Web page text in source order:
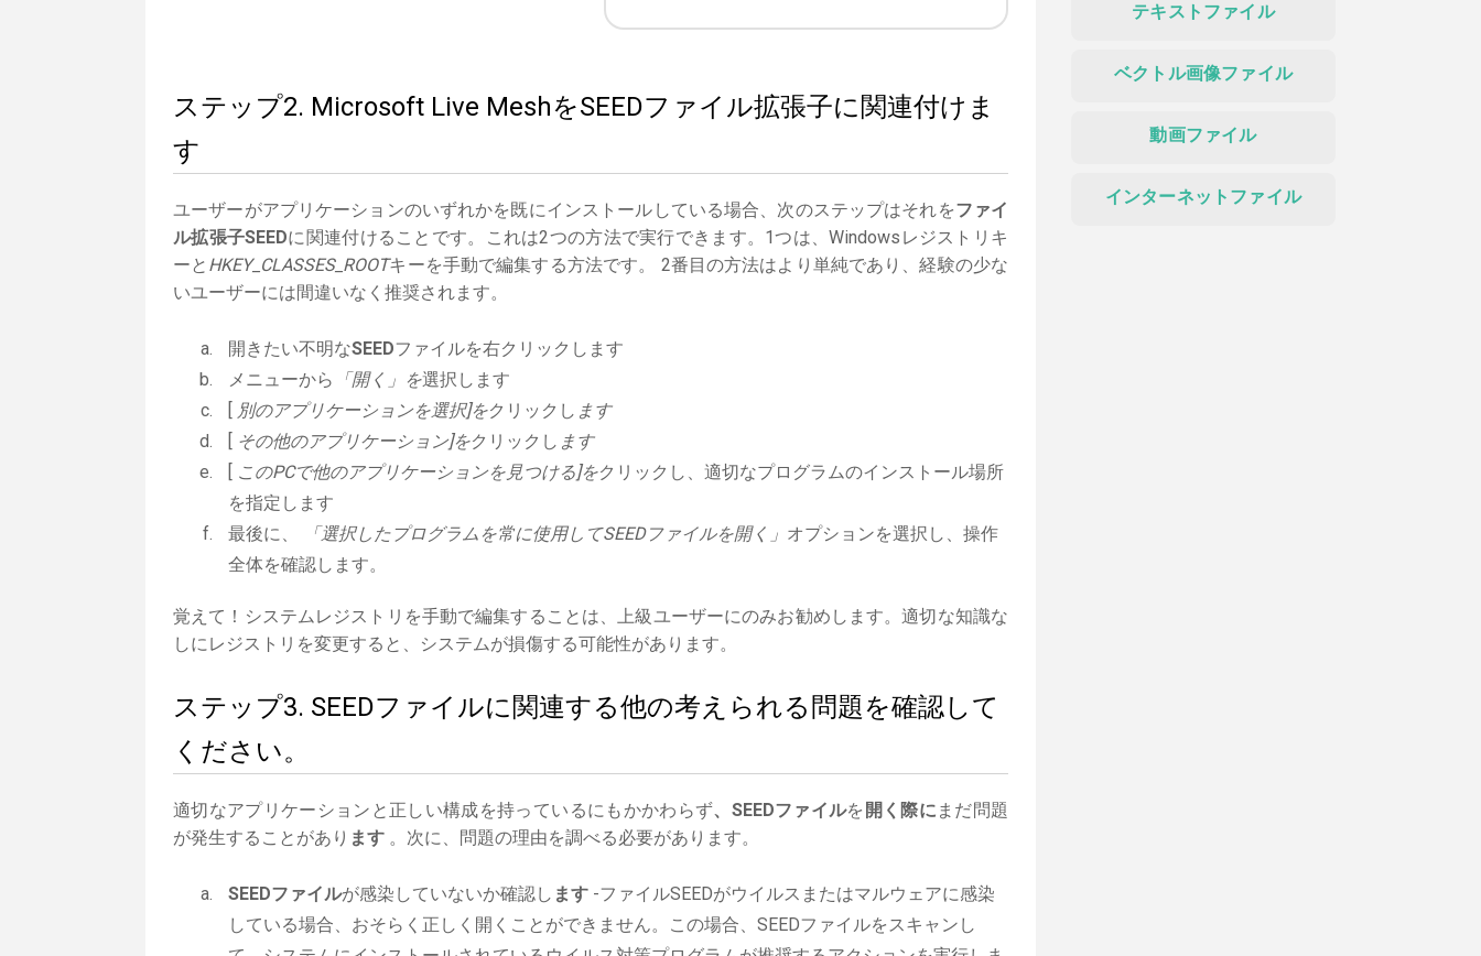
ステップ2. Microsoft Live MeshをSEEDファイル拡張子に関連付けま
す
ユーザーがアプリケーションのいずれかを既にインストールしている場合、次のステップはそれをファイ
ル拡張子SEEDに関連付けることです。これは2つの方法で実行できます。1つは、Windowsレジストリキ
ーと HKEY_CLASSES_ROOTキーを手動で編集する方法です。 2番目の方法はより単純であり、経験の少な
いユーザーには間違いなく推奨されます。
開きたい不明なSEEDファイルを右クリックします
メニューから
「開く」を選択します
[ 別のアプリケーションを選択]をクリックし ます
[ その他のアプリケーション]をクリックし ます
[ このPCで他のアプリケーションを見つける]をクリックし、適切なプログラムのインストール場所
を指定します
最後に、
「選択したプログラムを常に使用してSEEDファイルを開く」 オプションを選択し、操作
全体を確認します。
覚えて！システムレジストリを手動で編集することは、上級ユーザーにのみお勧めします。適切な知識な
しにレジストリを変更すると、システムが損傷する可能性があります。
ステップ3. SEEDファイルに関連する他の考えられる問題を確認して
ください。
適切なアプリケーションと正しい構成を持っているにもかかわらず、SEEDファイルを 開く際に まだ問題
が発生することがあり ます 。次に、問題の理由を調べる必要があります。
SEEDファイルが感染していないか確認し ます -ファイルSEEDがウイルスまたはマルウェアに感染
している場合、おそらく正しく開くことができません。この場合、SEEDファイルをスキャンし
テキストファイル
ベクトル画像ファイル
動画ファイル
インターネットファイル